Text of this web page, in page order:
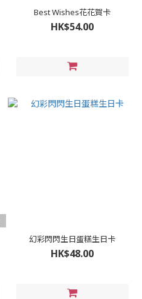
Best Wishes花花賀卡
HK$54.00
幻彩閃閃生日蛋糕生日卡
HK$48.00